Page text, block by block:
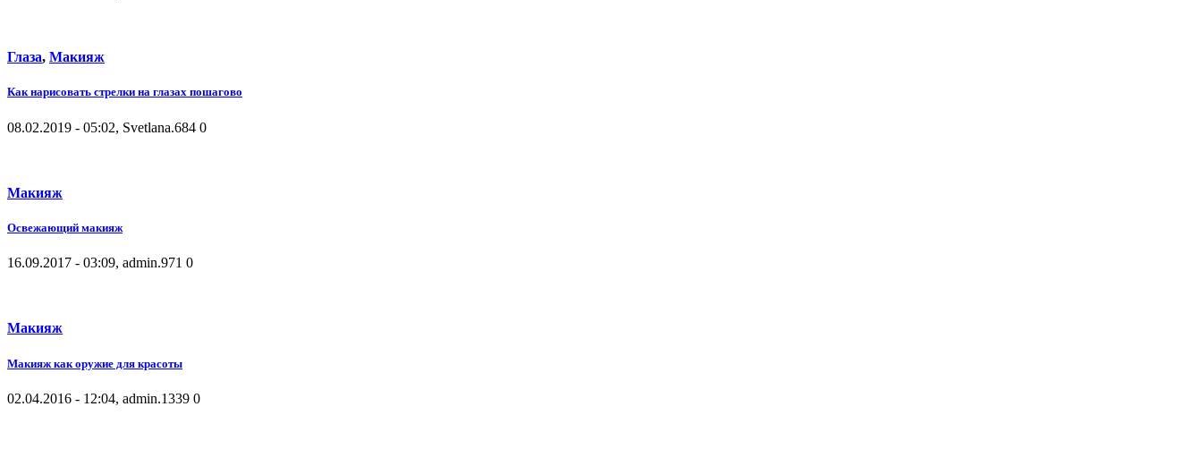
Глаза, Макияж
Как нарисовать стрелки на глазах пошагово
08.02.2019 - 05:02, Svetlana.684 0
Макияж
Освежающий макияж
16.09.2017 - 03:09, admin.971 0
Макияж
Макияж как оружие для красоты
02.04.2016 - 12:04, admin.1339 0